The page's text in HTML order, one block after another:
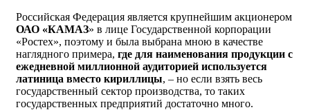
Российская Федерация является крупнейшим акционером
ОАО «КАМАЗ» в лице Государственной корпорации
«Ростех», поэтому и была выбрана мною в качестве
наглядного примера, где для наименования продукции с
ежедневной миллионной аудиторией используется
латиница вместо кириллицы, – но если взять весь
государственный сектор производства, то таких
государственных предприятий достаточно много.